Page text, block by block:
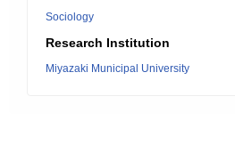
Sociology
Research Institution
Miyazaki Municipal University